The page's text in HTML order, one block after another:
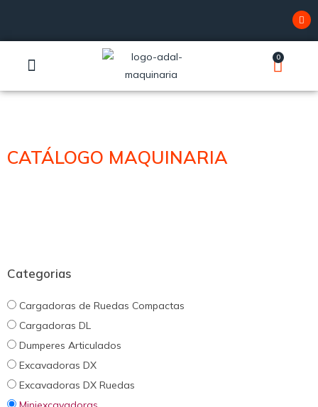
0
CATÁLOGO MAQUINARIA
Categorias
Cargadoras de Ruedas Compactas
Cargadoras DL
Dumperes Articulados
Excavadoras DX
Excavadoras DX Ruedas